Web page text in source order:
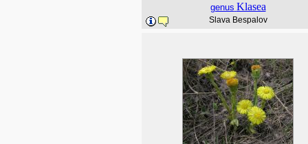
genus Klasea
Slava Bespalov